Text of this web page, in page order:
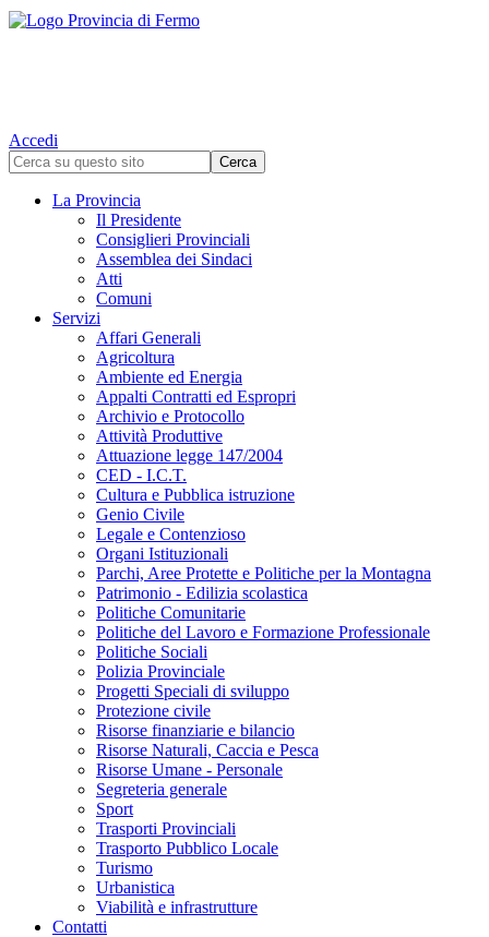
Accedi
La Provincia
Il Presidente
Consiglieri Provinciali
Assemblea dei Sindaci
Atti
Comuni
Servizi
Affari Generali
Agricoltura
Ambiente ed Energia
Appalti Contratti ed Espropri
Archivio e Protocollo
Attività Produttive
Attuazione legge 147/2004
CED - I.C.T.
Cultura e Pubblica istruzione
Genio Civile
Legale e Contenzioso
Organi Istituzionali
Parchi, Aree Protette e Politiche per la Montagna
Patrimonio - Edilizia scolastica
Politiche Comunitarie
Politiche del Lavoro e Formazione Professionale
Politiche Sociali
Polizia Provinciale
Progetti Speciali di sviluppo
Protezione civile
Risorse finanziarie e bilancio
Risorse Naturali, Caccia e Pesca
Risorse Umane - Personale
Segreteria generale
Sport
Trasporti Provinciali
Trasporto Pubblico Locale
Turismo
Urbanistica
Viabilità e infrastrutture
Contatti